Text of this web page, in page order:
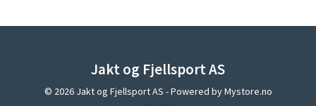
Jakt og Fjellsport AS
© 2026 Jakt og Fjellsport AS - Powered byMystore.no